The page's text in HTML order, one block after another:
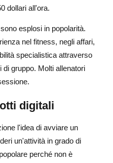
dollari all'ora.
esplosi in popolarità.
nel fitness, negli affari,
specialistica attraverso
gruppo. Molti allenatori
digitali
l'idea di avviare un
un'attività in grado di
perché non è